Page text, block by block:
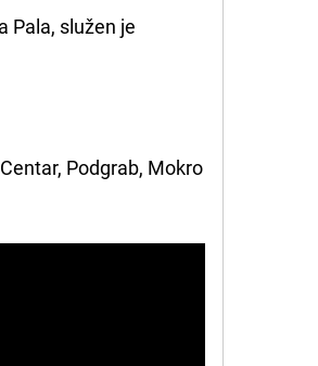
Pala, služen je
Podgrab, Mokro